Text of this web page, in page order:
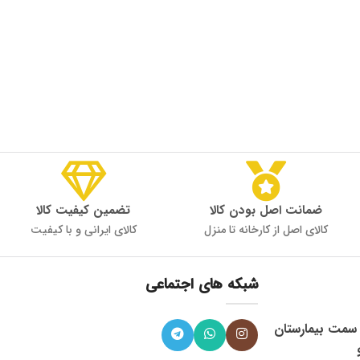
ضمانت اصل بودن کالا
کالای اصل از کارخانه تا منزل
تضمین کیفیت کالا
کالای ایرانی و با کیفیت
، میدان 9 دی به سمت بیمارستان
شبکه های اجتماعی